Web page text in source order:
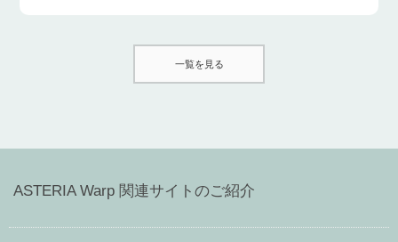
一覧を見る
ASTERIA Warp 関連サイトのご紹介